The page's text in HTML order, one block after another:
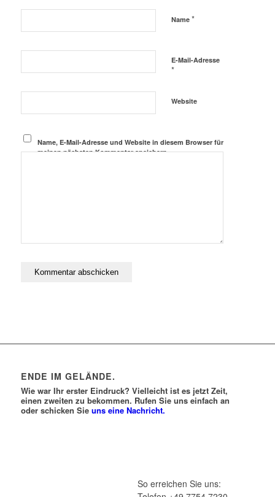
Name *
E-Mail-Adresse
*
Website
Name, E-Mail-Adresse und Website in diesem Browser für
meinen nächsten Kommentar speichern.
ENDE IM GELÄNDE.
Wie war Ihr erster Eindruck? Vielleicht ist es jetzt Zeit,
einen zweiten zu bekommen. Rufen Sie uns einfach an
oder schicken Sie uns eine Nachricht.
So erreichen Sie uns: